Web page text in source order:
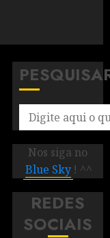
Nos siga no
Blue Sky ! ^^
REDES
SOCIAIS